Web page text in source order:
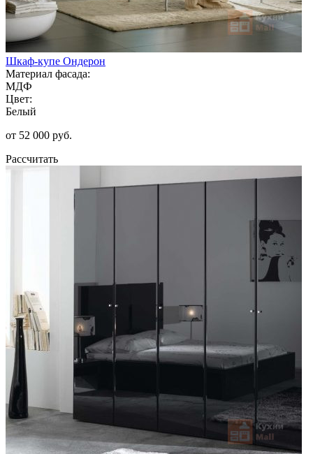
Шкаф-купе Ондерон
Материал фасада:
МДФ
Цвет:
Белый
от 52 000 руб.
Рассчитать